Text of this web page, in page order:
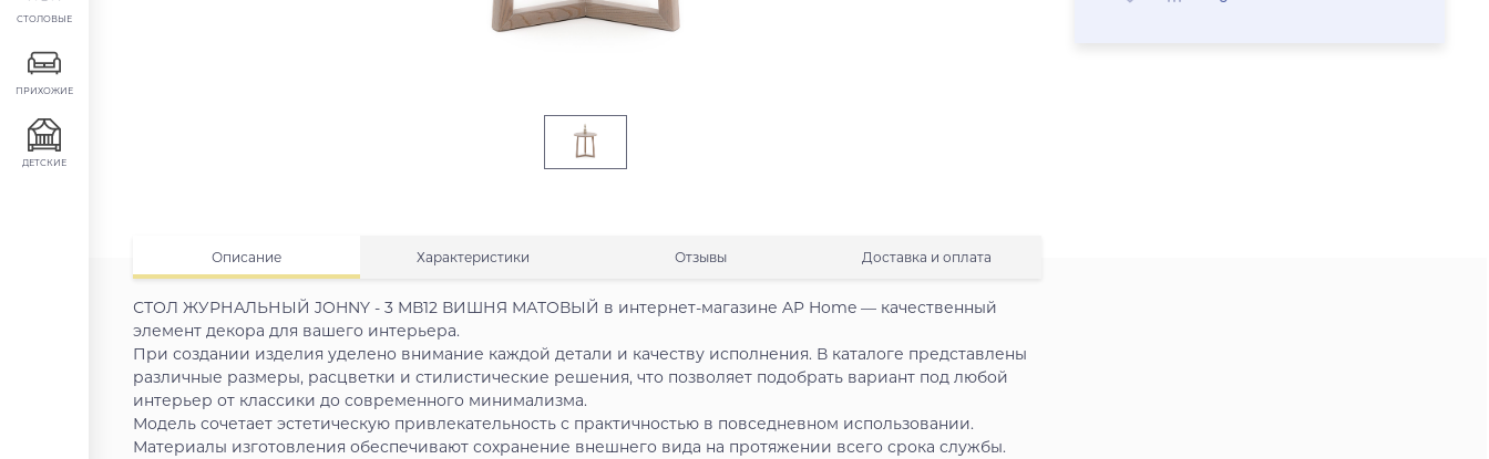
СТОЛОВЫЕ
ПРИХОЖИЕ
ДЕТСКИЕ
Описание Характеристики Отзывы Доставка и оплата
СТОЛ ЖУРНАЛЬНЫЙ JOHNY - 3 МВ12 ВИШНЯ МАТОВЫЙ в интернет-магазине AP Home — качественный
элемент декора для вашего интерьера.
При создании изделия уделено внимание каждой детали и качеству исполнения. В каталоге представлены
различные размеры, расцветки и стилистические решения, что позволяет подобрать вариант под любой
интерьер от классики до современного минимализма.
Модель сочетает эстетическую привлекательность с практичностью в повседневном использовании.
Материалы изготовления обеспечивают сохранение внешнего вида на протяжении всего срока службы.